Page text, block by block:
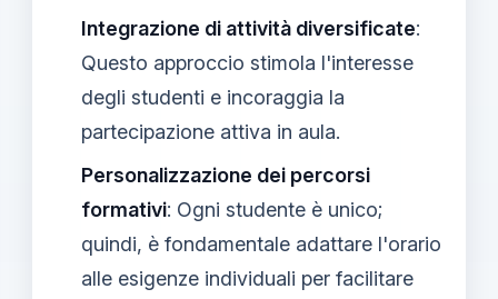
Integrazione di attività diversificate:
Questo approccio stimola l'interesse
degli studenti e incoraggia la
partecipazione attiva in aula.
Personalizzazione dei percorsi
formativi: Ogni studente è unico;
quindi, è fondamentale adattare l'orario
alle esigenze individuali per facilitare